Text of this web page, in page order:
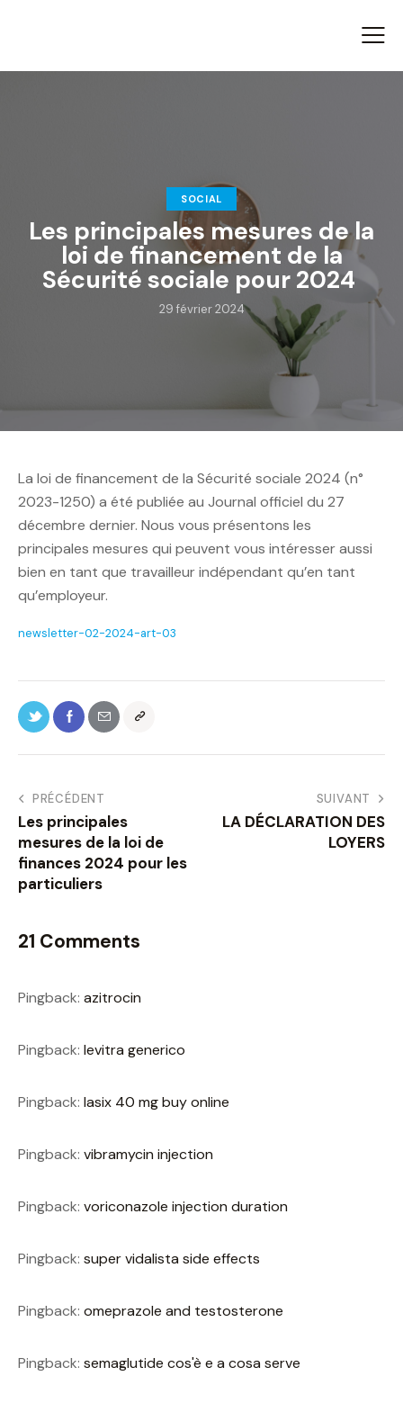
SOCIAL
Les principales mesures de la
loi de financement de la
Sécurité sociale pour 2024
29 février 2024
La loi de financement de la Sécurité sociale 2024 (n°
2023-1250) a été publiée au Journal officiel du 27
décembre dernier. Nous vous présentons les
principales mesures qui peuvent vous intéresser aussi
bien en tant que travailleur indépendant qu’en tant
qu’employeur.
newsletter-02-2024-art-03
PRÉCÉDENT
Les principales
mesures de la loi de
finances 2024 pour les
particuliers
SUIVANT
LA DÉCLARATION DES
LOYERS
21 Comments
Pingback: azitrocin
Pingback: levitra generico
Pingback: lasix 40 mg buy online
Pingback: vibramycin injection
Pingback: voriconazole injection duration
Pingback: super vidalista side effects
Pingback: omeprazole and testosterone
Pingback: semaglutide cos'è e a cosa serve